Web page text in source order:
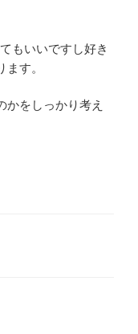
もいいですし好き
す。
かをしっかり考え